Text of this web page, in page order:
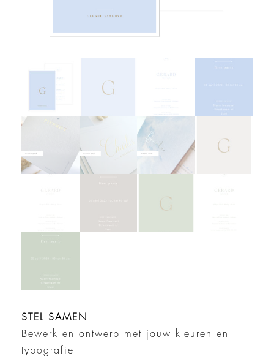
STEL SAMEN
Bewerk en ontwerp met jouw kleuren en
typografie